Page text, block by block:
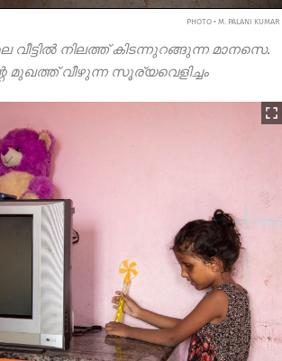
PHOTO • M. PALANI KUMAR
വീട്ടിൽ നിലത്ത് കിടന്നുറങ്ങുന്ന മാനസെ.
മുഖത്ത് വീഴുന്ന സൂര്യവെളിച്ചം